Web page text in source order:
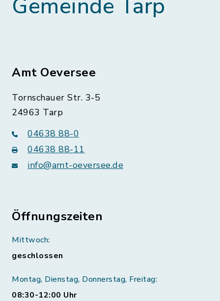
Gemeinde Tarp
Amt Oeversee
Tornschauer Str. 3-5
24963 Tarp
04638 88-0
04638 88-11
info@amt-oeversee.de
Öffnungszeiten
Mittwoch:
geschlossen
Montag, Dienstag, Donnerstag, Freitag:
08:30-12:00 Uhr